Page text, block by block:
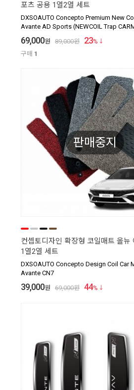
포츠 공용 1열2열 세트
DXSOAUTO Concepto Premium New
Avante AD Sports (NEWCOIL Trap
69,000원 89,000원 23%
구매 1
판매중지
컨셉토디자인 확장형 코일매트 올뉴
1열2열 세트
DXSOAUTO Concepto Design Coil Car
Avante CN7
39,000원 69,000원 44%